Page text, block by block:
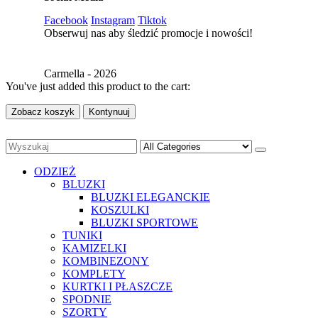
Facebook Instagram Tiktok
Obserwuj nas aby śledzić promocje i nowości!
Carmella - 2026
You've just added this product to the cart:
Zobacz koszyk Kontynuuj
ODZIEŻ
BLUZKI
BLUZKI ELEGANCKIE
KOSZULKI
BLUZKI SPORTOWE
TUNIKI
KAMIZELKI
KOMBINEZONY
KOMPLETY
KURTKI I PŁASZCZE
SPODNIE
SZORTY